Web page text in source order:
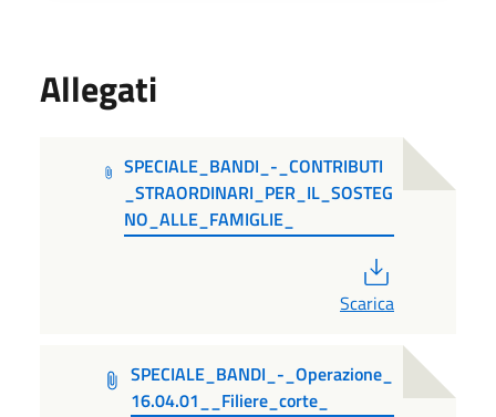
Allegati
SPECIALE_BANDI_-_CONTRIBUTI
_STRAORDINARI_PER_IL_SOSTEG
NO_ALLE_FAMIGLIE_
Scarica
SPECIALE_BANDI_-_Operazione_
16.04.01__Filiere_corte_